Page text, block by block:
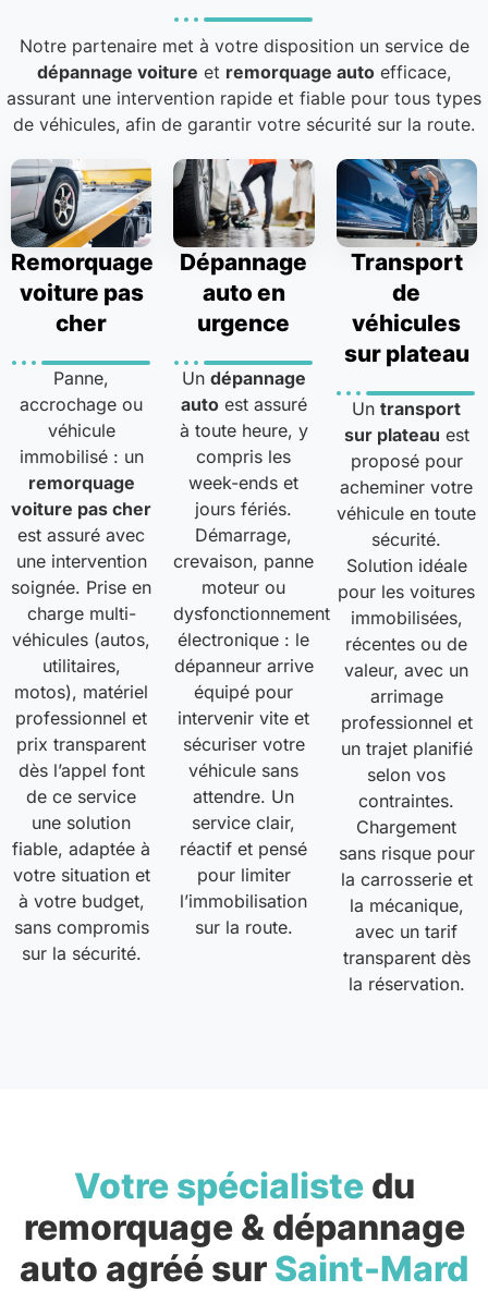
Notre partenaire met à votre disposition un service de
dépannage voiture et remorquage auto efficace,
assurant une intervention rapide et fiable pour tous types
de véhicules, afin de garantir votre sécurité sur la route.
Remorquage
voiture pas
cher
Panne,
accrochage ou
véhicule
immobilisé : un
remorquage
voiture pas cher
est assuré avec
une intervention
soignée. Prise en
charge multi-
véhicules (autos,
utilitaires,
motos), matériel
professionnel et
prix transparent
dès l’appel font
de ce service
une solution
fiable, adaptée à
votre situation et
à votre budget,
sans compromis
sur la sécurité.
Dépannage
auto en
urgence
Un dépannage
autoest assuré
à toute heure, y
compris les
week-ends et
jours fériés.
Démarrage,
crevaison, panne
moteur ou
dysfonctionnement
électronique : le
dépanneur arrive
équipé pour
intervenir vite et
sécuriser votre
véhicule sans
attendre. Un
service clair,
réactif et pensé
pour limiter
l’immobilisation
sur la route.
Transport
de
véhicules
sur plateau
Untransport
sur plateau est
proposé pour
acheminer votre
véhicule en toute
sécurité.
Solution idéale
pour les voitures
immobilisées,
récentes ou de
valeur, avec un
arrimage
professionnel et
un trajet planifié
selon vos
contraintes.
Chargement
sans risque pour
la carrosserie et
la mécanique,
avec un tarif
transparent dès
la réservation.
Votre spécialistedu
remorquage & dépannage
auto agréé sur Saint-Mard